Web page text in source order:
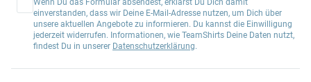
Wenn Du das Formular absendest, erklärst Du Dich damit
einverstanden, dass wir Deine E-Mail-Adresse nutzen, um Dich über
unsere aktuellen Angebote zu informieren. Du kannst die Einwilligung
jederzeit widerrufen. Informationen, wie TeamShirts Deine Daten nutzt,
findest Du in unserer Datenschutzerklärung.